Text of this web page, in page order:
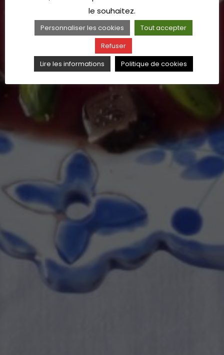
le souhaitez.
Personnaliser les cookies
Tout accepter
Refuser
Lire les informations
Politique de cookies